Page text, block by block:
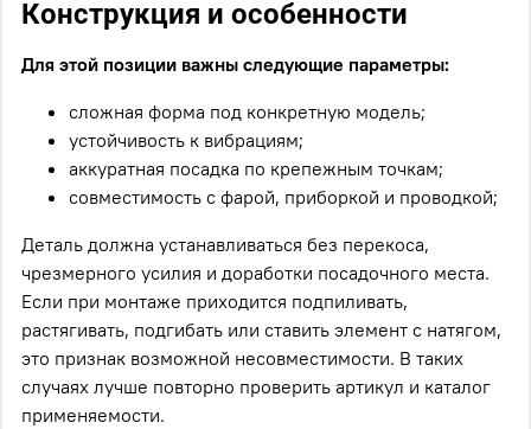
Конструкция и особенности
Для этой позиции важны следующие параметры:
сложная форма под конкретную модель;
устойчивость к вибрациям;
аккуратная посадка по крепежным точкам;
совместимость с фарой, приборкой и проводкой;
Деталь должна устанавливаться без перекоса,
чрезмерного усилия и доработки посадочного места.
Если при монтаже приходится подпиливать,
растягивать, подгибать или ставить элемент с натягом,
это признак возможной несовместимости. В таких
случаях лучше повторно проверить артикул и каталог
применяемости.